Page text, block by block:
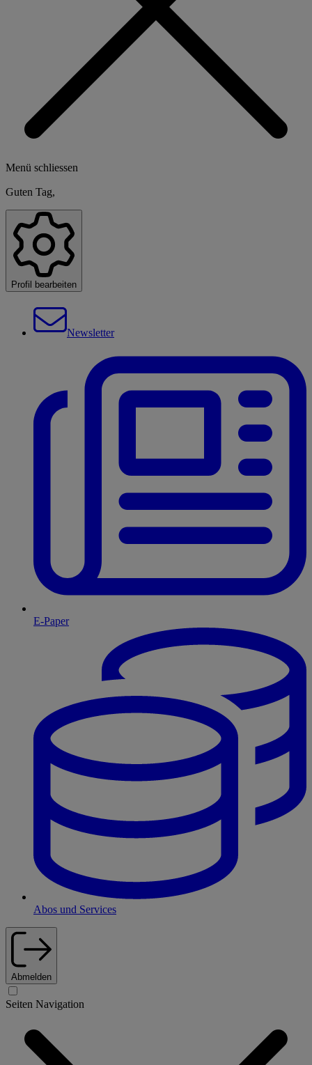
Menü schliessen
Guten Tag,
Profil bearbeiten
Newsletter
E-Paper
Abos und Services
Abmelden
Seiten Navigation